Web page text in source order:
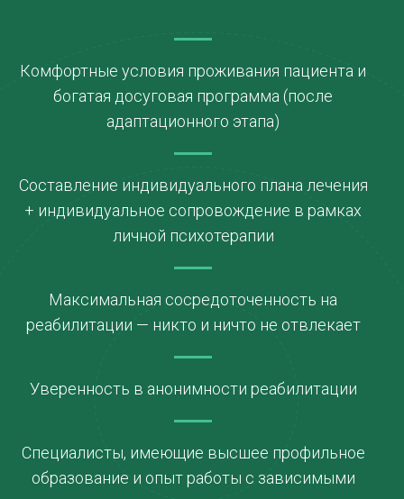
Комфортные условия проживания пациента и
богатая досуговая программа (после
адаптационного этапа)
Составление индивидуального плана лечения
+ индивидуальное сопровождение в рамках
личной психотерапии
Максимальная сосредоточенность на
реабилитации — никто и ничто не отвлекает
Уверенность в анонимности реабилитации
Специалисты, имеющие высшее профильное
образование и опыт работы с зависимыми